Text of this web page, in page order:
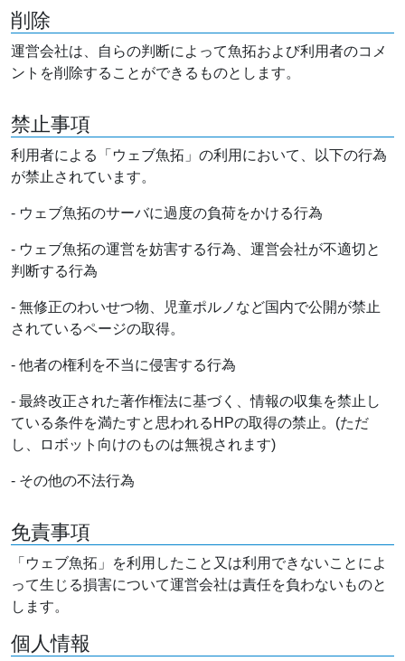
削除
運営会社は、自らの判断によって魚拓および利用者のコメ
ントを削除することができるものとします。
禁止事項
利用者による「ウェブ魚拓」の利用において、以下の行為
が禁止されています。
- ウェブ魚拓のサーバに過度の負荷をかける行為
- ウェブ魚拓の運営を妨害する行為、運営会社が不適切と
判断する行為
- 無修正のわいせつ物、児童ポルノなど国内で公開が禁止
されているページの取得。
- 他者の権利を不当に侵害する行為
- 最終改正された著作権法に基づく、情報の収集を禁止し
ている条件を満たすと思われるHPの取得の禁止。(ただ
し、ロボット向けのものは無視されます)
- その他の不法行為
免責事項
「ウェブ魚拓」を利用したこと又は利用できないことによ
って生じる損害について運営会社は責任を負わないものと
します。
個人情報